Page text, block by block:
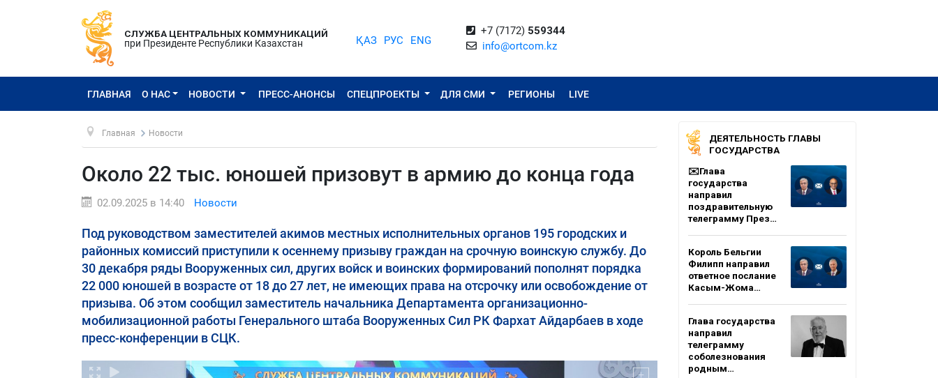
СЛУЖБА ЦЕНТРАЛЬНЫХ КОММУНИКАЦИЙ
при Президенте Республики Казахстан
ҚАЗ РУС ENG
+7 (7172) 559344
info@ortcom.kz
ГЛАВНАЯ О НАС НОВОСТИ ПРЕСС-АНОНСЫ СПЕЦПРОЕКТЫ ДЛЯ СМИ РЕГИОНЫ LIVE
Главная Новости
Около 22 тыс. юношей призовут в армию до конца года
02.09.2025 в 14:40 Новости
Под руководством заместителей акимов местных исполнительных органов 195 городских и
районных комиссий приступили к осеннему призыву граждан на срочную воинскую службу. До
30 декабря ряды Вооруженных сил, других войск и воинских формирований пополнят порядка
22 000 юношей в возрасте от 18 до 27 лет, не имеющих права на отсрочку или освобождение от
призыва. Об этом сообщил заместитель начальника Департамента организационно-
мобилизационной работы Генерального штаба Вооруженных Сил РК Фархат Айдарбаев в ходе
пресс-конференции в СЦК.
ДЕЯТЕЛЬНОСТЬ ГЛАВЫ
ГОСУДАРСТВА
✉️Глава
государства
направил
поздравительную
телеграмму През…
Король Бельгии
Филипп направил
ответное послание
Касым-Жома…
Глава государства
направил
телеграмму
соболезнования
родным…